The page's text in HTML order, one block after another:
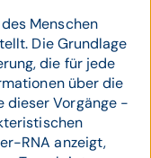
Menschen
Die Grundlage
die für jede
über die
dieser Vorgänge -
RNA anzeigt,